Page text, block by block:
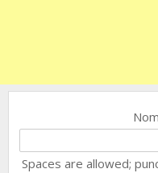
Spaces are allowed;